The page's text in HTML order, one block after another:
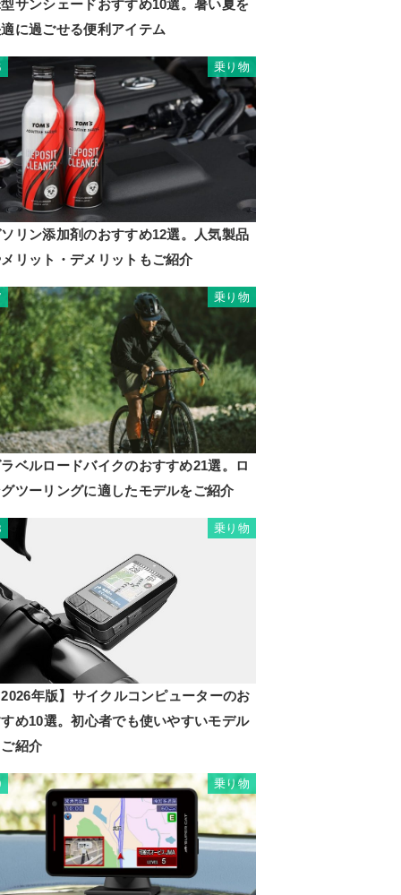
サンシェードおすすめ10選。暑い夏を
に過ごせる便利アイテム
乗り物
リン添加剤のおすすめ12選。人気製品
リット・デメリットもご紹介
乗り物
ベルロードバイクのおすすめ21選。ロ
ツーリングに適したモデルをご紹介
乗り物
年版】サイクルコンピューターのお
め10選。初心者でも使いやすいモデル
紹介
乗り物